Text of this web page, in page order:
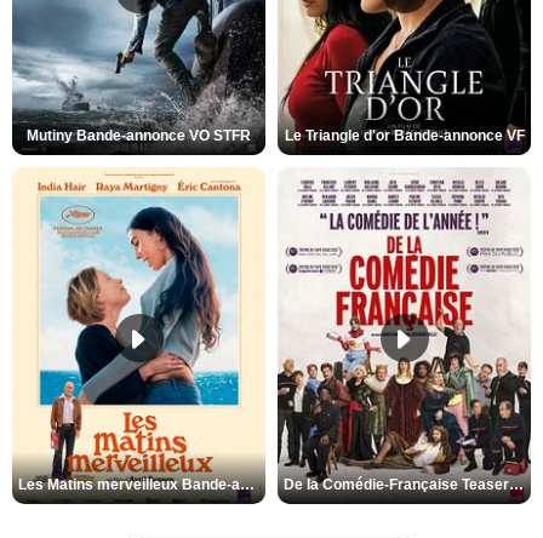
Mutiny Bande-annonce VO STFR Le Triangle d'or Bande-annonce VF
Les Matins merveilleux Bande-annonce VF De la Comédie-Française Teaser VF